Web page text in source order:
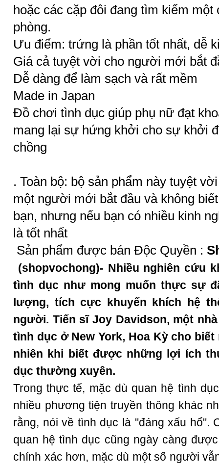
hoặc các cặp đôi đang tìm kiếm
phòng.
Ưu điểm: trứng là phần tốt nhất, dễ
Giá cả tuyệt vời cho người mới bắt
Dễ dàng để làm sạch và rất mềm
Made in Japan
Đồ chơi tình dục giúp phụ nữ đạt
mang lại sự hứng khởi cho sự khởi
chồng
. Toàn bộ: bộ sản phẩm này tuyệt
một người mới bắt đầu và không
bạn, nhưng nếu bạn có nhiều kinh
là tốt nhất
Sản phẩm được bán Độc Quyền :
(shopvochong)- Nhiều nghiên cứu
tình dục như mong muốn thực sự
lượng, tích cực khuyến khích hệ
người. Tiến sĩ Joy Davidson, một
tình dục ở New York, Hoa Kỳ cho
nhiên khi biết được những lợi ích
dục thường xuyên.
Trong thực tế, mặc dù quan hệ tình
nhiều phương tiện truyền thông khác
rằng, nói về tình dục là "đáng xấu hổ".
quan hệ tình dục cũng ngày càng
chính xác hơn, mặc dù một số người